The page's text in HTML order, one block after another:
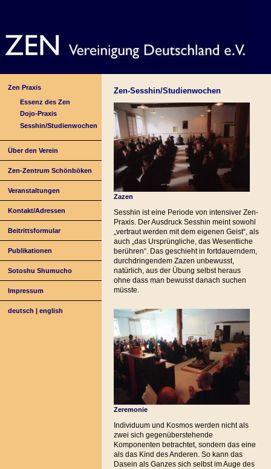
Zen Praxis
Essenz des Zen
Dojo-Praxis
Sesshin/Studienwochen
Über den Verein
Zen-Zentrum Schönböken
Veranstaltungen
Kontakt/Adressen
Beitrittsformular
Publikationen
Sotoshu Shumucho
Impressum
deutsch |english
Zen-Sesshin/Studienwochen
Zazen
Sesshin ist eine Periode von intensiver Zen-
Praxis. Der Ausdruck Sesshin meint sowohl
„vertraut werden mit dem eigenen Geist“, als
auch „das Ursprüngliche, das Wesentliche
berühren“. Das geschieht in fortdauerndem,
durchdringendem Zazen unbewusst,
natürlich, aus der Übung selbst heraus
ohne dass man bewusst danach suchen
müsste.
Zeremonie
Individuum und Kosmos werden nicht als
zwei sich gegenüberstehende
Komponenten betrachtet, sondern das eine
als das Kind des Anderen. So kann das
Dasein als Ganzes sich selbst im Auge des